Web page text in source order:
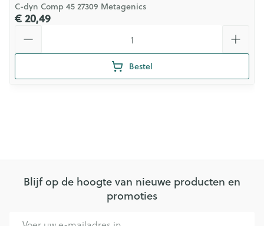
C-dyn Comp 45 27309 Metagenics
€ 20,49
Bestel
Blijf op de hoogte van nieuwe producten en
promoties